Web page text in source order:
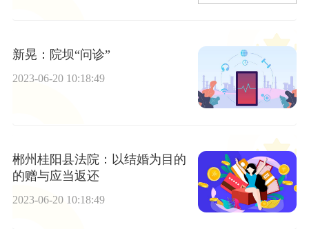
新晃：院坝“问诊”
2023-06-20 10:18:49
郴州桂阳县法院：以结婚为目的
的赠与应当返还
2023-06-20 10:18:49